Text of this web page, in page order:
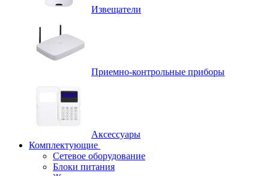
Извещатели
Приемно-контрольные приборы
Аксессуары
Комплектующие
Сетевое оборудование
Блоки питания